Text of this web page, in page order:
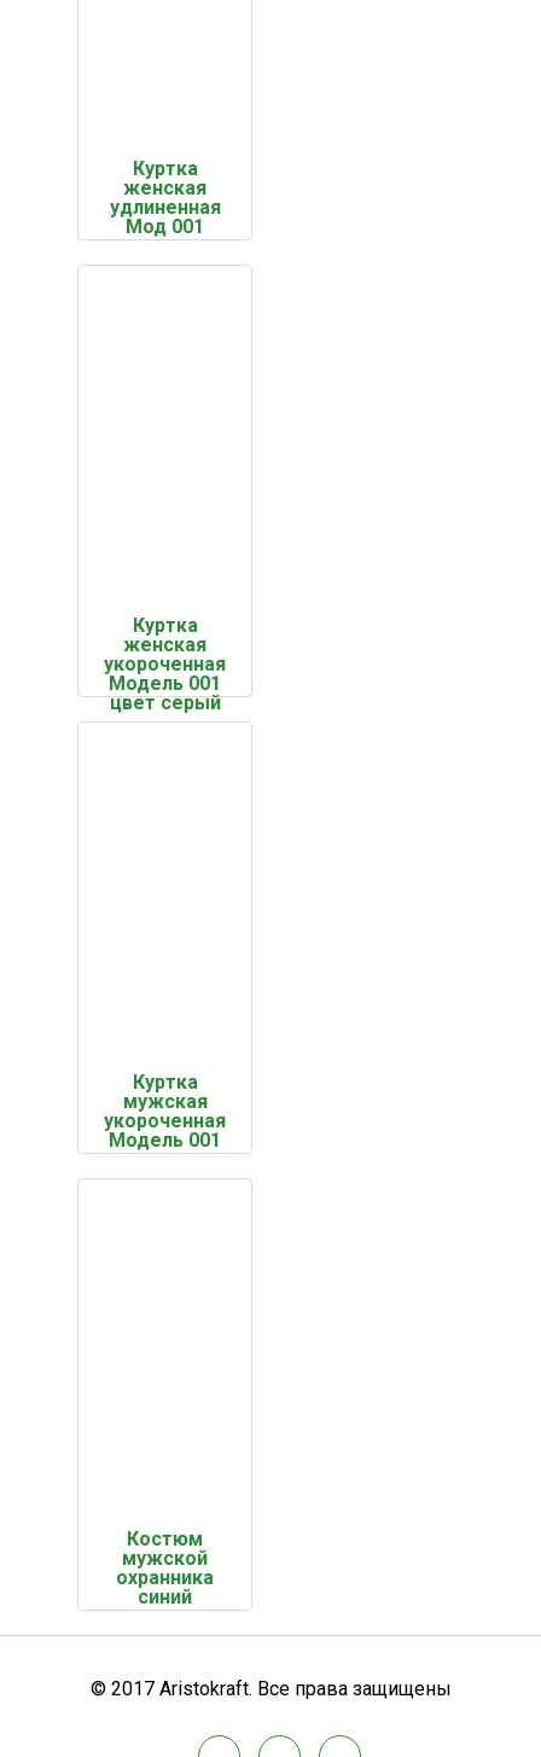
Куртка
женская
удлиненная
Мод 001
Куртка
женская
укороченная
Модель 001
цвет серый
Куртка
мужская
укороченная
Модель 001
Костюм
мужской
охранника
синий
© 2017 Aristokraft. Все права защищены